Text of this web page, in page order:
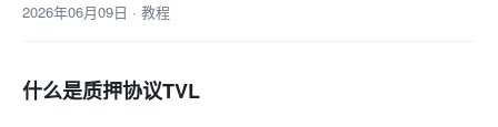
2026年06月09日 · 教程
什么是质押协议TVL